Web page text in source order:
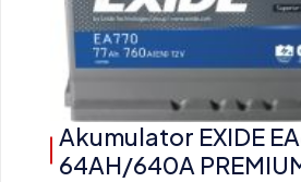
Akumulator EXIDE
64AH/640A